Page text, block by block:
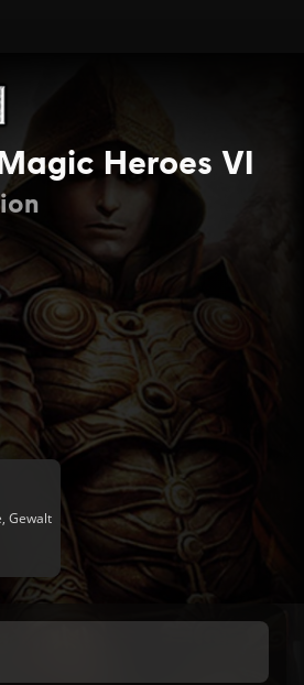
Heroes VI
Gewalt